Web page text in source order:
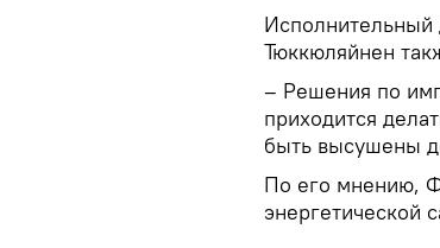
Исполнительный
Тюккюляйнен
– Решения по
приходится
быть высушены
По его мнению,
энергетической